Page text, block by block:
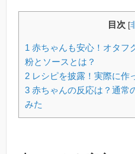
目次 [
1 赤ちゃんも安心！オタフ
粉とソースとは？
2 レシピを披露！実際に作
3 赤ちゃんの反応は？通常
みた